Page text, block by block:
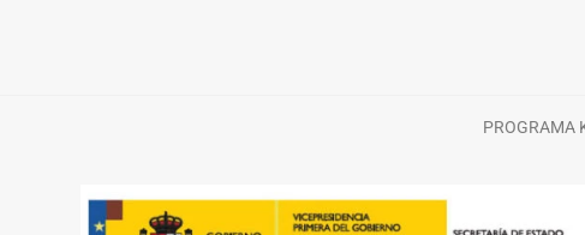
PROGRAMA